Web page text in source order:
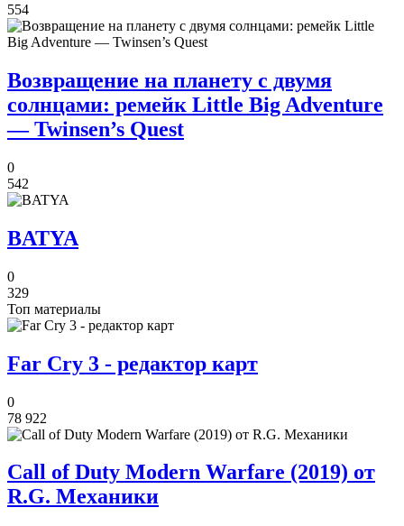
554
Возвращение на планету с двумя
солнцами: ремейк Little Big Adventure
— Twinsen’s Quest
0
542
BATYA
0
329
Топ материалы
Far Cry 3 - редактор карт
0
78 922
Call of Duty Modern Warfare (2019) от
R.G. Механики